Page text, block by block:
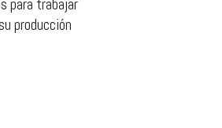
para trabajar
producción